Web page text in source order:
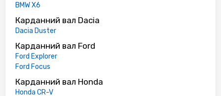
BMW X6
Карданний вал Dacia
Dacia Duster
Карданний вал Ford
Ford Explorer
Ford Focus
Карданний вал Honda
Honda CR-V